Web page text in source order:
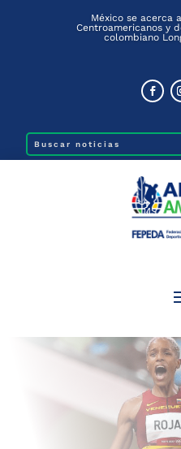
México se acerca
Centroamericanos y
colombiano